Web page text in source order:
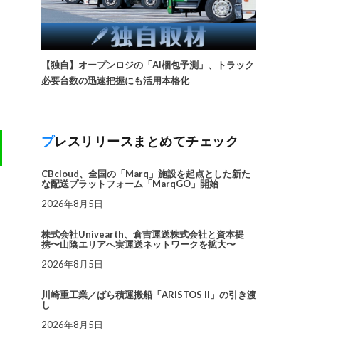
【独自】オープンロジの「AI梱包予測」、トラック
必要台数の迅速把握にも活用本格化
プレスリリースまとめてチェック
CBcloud、全国の「Marq」施設を起点とした新た
な配送プラットフォーム「MarqGO」開始
2026年8月5日
株式会社Univearth、倉吉運送株式会社と資本提
携〜山陰エリアへ実運送ネットワークを拡大〜
2026年8月5日
川崎重工業／ばら積運搬船「ARISTOS II」の引き渡
し
2026年8月5日